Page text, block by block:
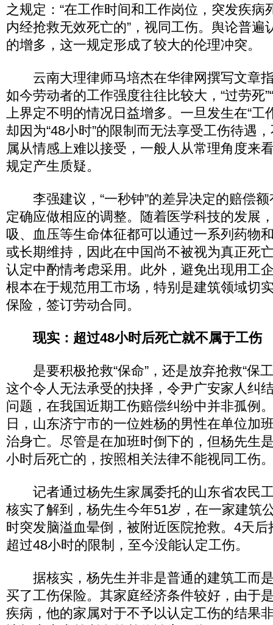
之规定：“在工作时间和工作岗位，突发疾病
内经抢救无效死亡的”，视同工伤。舆论普遍
的增多，这一规定形成了较大的伦理冲突。
云南大理律师马培杰在华律网撰写文章
如今劳动者的工作强度往往比较大，“过劳死
上界定不明的情况日益增多。一旦发生在“工
却因为“48小时”的限制而无法享受工伤待遇
属从情感上难以接受，一般人从常理角度来
规定产生质疑。
李强建议，“一秒钟”的差异决定的赔偿额
定确应做相应的调整。随着医学科技的发展
吸、血压等生命体征都可以通过一系列药物
或长期维持，因此在中国尚不被视为真正死
认定中酌情考虑采用。此外，避免出现用工
根本在于规范用工市场，特别是建筑领域切
保险，签订劳动合同。
现实：超过48小时后死亡就不属于工伤
是要积极抢救“保命”，还是放弃抢救“保
这个令人无法承受的抉择，令尹广安家人纠
问题，在我国近期工伤赔偿纠纷中并非孤例
日，山东济宁市的一位姓杨的男性在单位加
治身亡。尽管是在加班时倒下的，但杨先生
小时后死亡的，按照相关法律不能视同工伤
记者通过杨先生家属委托的山东省农民
核实了解到，杨先生今年51岁，在一家建筑
时突发脑溢血晕倒，被附近医院抢救。4天
超过48小时的限制，至今没能认定工伤。
据核实，杨先生并非是普通的建筑工而
买了工伤保险。其家庭经济条件较好，由于
疾病，他的家属对于不予以认定工伤的结果